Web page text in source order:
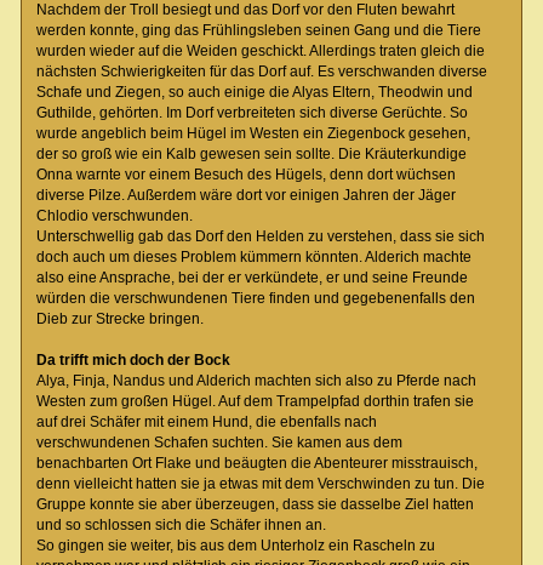
Nachdem der Troll besiegt und das Dorf vor den Fluten bewahrt
werden konnte, ging das Frühlingsleben seinen Gang und die Tiere
wurden wieder auf die Weiden geschickt. Allerdings traten gleich die
nächsten Schwierigkeiten für das Dorf auf. Es verschwanden diverse
Schafe und Ziegen, so auch einige die Alyas Eltern, Theodwin und
Guthilde, gehörten. Im Dorf verbreiteten sich diverse Gerüchte. So
wurde angeblich beim Hügel im Westen ein Ziegenbock gesehen,
der so groß wie ein Kalb gewesen sein sollte. Die Kräuterkundige
Onna warnte vor einem Besuch des Hügels, denn dort wüchsen
diverse Pilze. Außerdem wäre dort vor einigen Jahren der Jäger
Chlodio verschwunden.
Unterschwellig gab das Dorf den Helden zu verstehen, dass sie sich
doch auch um dieses Problem kümmern könnten. Alderich machte
also eine Ansprache, bei der er verkündete, er und seine Freunde
würden die verschwundenen Tiere finden und gegebenenfalls den
Dieb zur Strecke bringen.
Da trifft mich doch der Bock
Alya, Finja, Nandus und Alderich machten sich also zu Pferde nach
Westen zum großen Hügel. Auf dem Trampelpfad dorthin trafen sie
auf drei Schäfer mit einem Hund, die ebenfalls nach
verschwundenen Schafen suchten. Sie kamen aus dem
benachbarten Ort Flake und beäugten die Abenteurer misstrauisch,
denn vielleicht hatten sie ja etwas mit dem Verschwinden zu tun. Die
Gruppe konnte sie aber überzeugen, dass sie dasselbe Ziel hatten
und so schlossen sich die Schäfer ihnen an.
So gingen sie weiter, bis aus dem Unterholz ein Rascheln zu